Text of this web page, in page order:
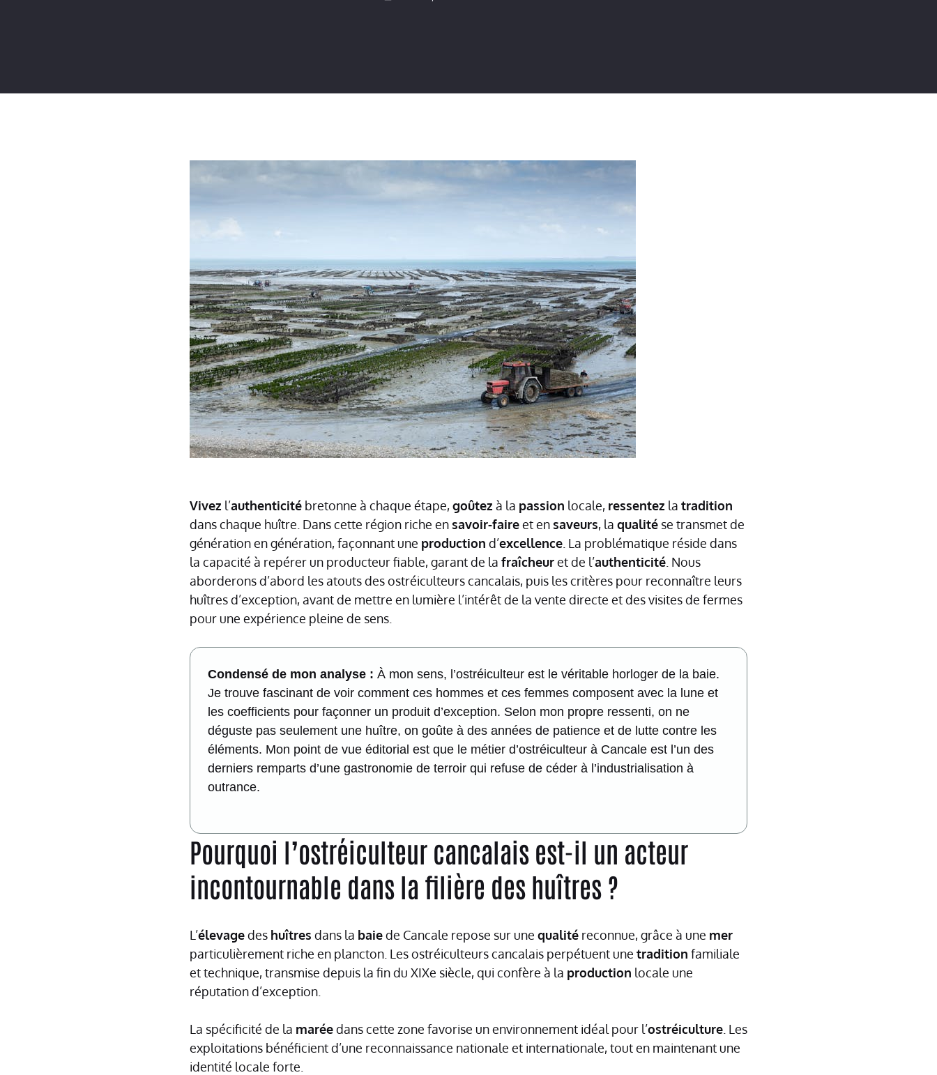
Vivez l’authenticité bretonne à chaque étape,goûtez à la passion locale, ressentez la tradition
dans chaque huître. Dans cette région riche en savoir-faireet en saveurs, la qualité se transmet de
génération en génération, façonnant une production d’excellence . La problématique réside dans
la capacité à repérer un producteur fiable, garant de la fraîcheuret de l’authenticité . Nous
aborderons d’abord les atouts des ostréiculteurs cancalais, puis les critères pour reconnaître leurs
huîtres d’exception, avant de mettre en lumière l’intérêt de la vente directe et des visites de fermes
pour une expérience pleine de sens.
Condensé de mon analyse : À mon sens, l’ostréiculteur est le véritable horloger de la baie.
Je trouve fascinant de voir comment ces hommes et ces femmes composent avec la lune et
les coefficients pour façonner un produit d’exception. Selon mon propre ressenti, on ne
déguste pas seulement une huître, on goûte à des années de patience et de lutte contre les
éléments. Mon point de vue éditorial est que le métier d’ostréiculteur à Cancale est l’un des
derniers remparts d’une gastronomie de terroir qui refuse de céder à l’industrialisation à
outrance.
Pourquoi l’ostréiculteur cancalais est-il un acteur
incontournable dans la filière des huîtres ?
L’élevagedes huîtres dans la baiede Cancale repose sur une qualité reconnue, grâce à une mer
particulièrement riche en plancton. Les ostréiculteurs cancalais perpétuent une tradition familiale
et technique, transmise depuis la fin du XIXe siècle, qui confère à la production locale une
réputation d’exception.
La spécificité de la maréedans cette zone favorise un environnement idéal pour l’ostréiculture . Les
exploitations bénéficient d’une reconnaissance nationale et internationale, tout en maintenant une
identité locale forte.